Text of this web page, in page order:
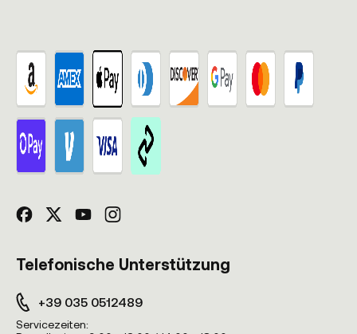
Telefonische Unterstützung
+39 035 0512489
Servicezeiten: